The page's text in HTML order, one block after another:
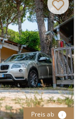
Preis ab i